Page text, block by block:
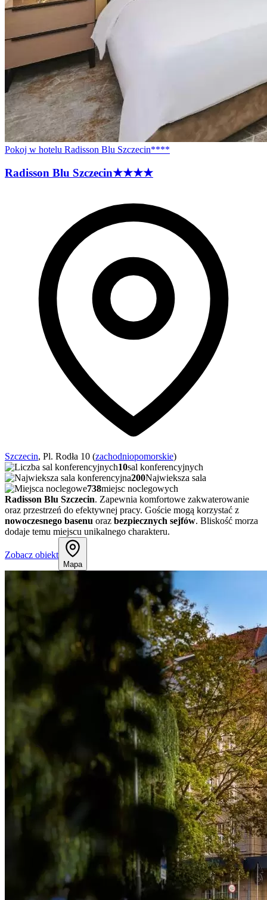
Pokoj w hotelu Radisson Blu Szczecin****
Radisson Blu Szczecin★★★★
Szczecin, Pl. Rodła 10 (zachodniopomorskie)
10sal konferencyjnych
200Najwieksza sala
738miejsc noclegowych
Radisson Blu Szczecin. Zapewnia komfortowe zakwaterowanie
oraz przestrzeń do efektywnej pracy. Goście mogą korzystać z
nowoczesnego basenu oraz bezpiecznych sejfów. Bliskość morza
dodaje temu miejscu unikalnego charakteru.
Zobacz obiekt
Mapa